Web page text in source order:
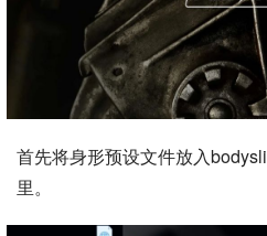
首先将身形预设文件放入
里。